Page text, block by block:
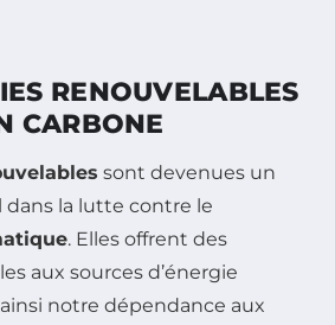
RENOUVELABLES
CARBONE
sont devenues un
la lutte contre le
. Elles offrent des
aux sources d’énergie
notre dépendance aux